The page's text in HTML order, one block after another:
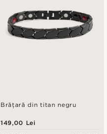
Brățară din titan negru
149,00 Lei